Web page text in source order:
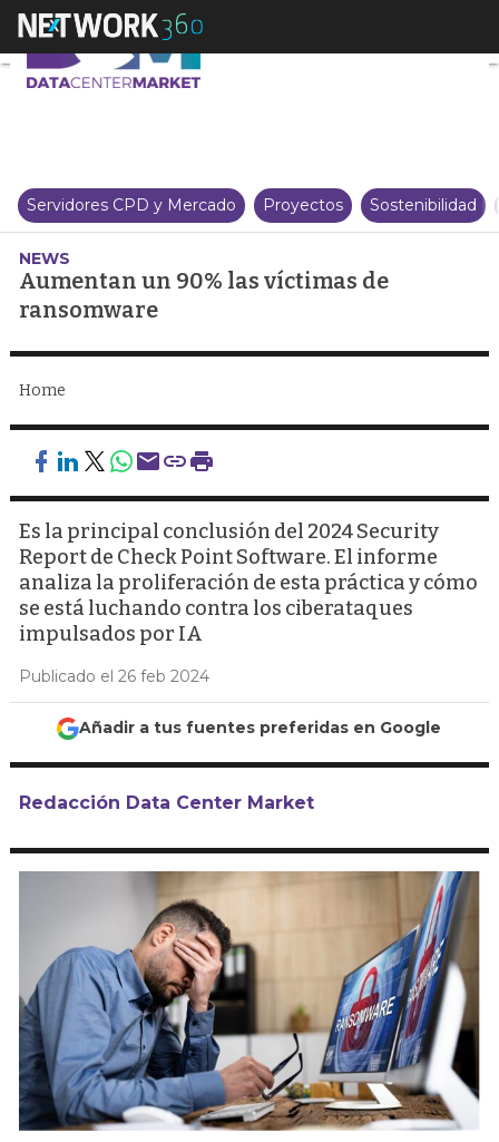
Aumentan un 90% las víctimas
Servidores CPD y Mercado Proyectos Sostenibilidad
NEWS
Aumentan un 90% las víctimas de
ransomware
Home
Es la principal conclusión del 2024 Security
Report de Check Point Software. El informe
analiza la proliferación de esta práctica y cómo
se está luchando contra los ciberataques
impulsados por IA
Publicado el 26 feb 2024
Añadir a tus fuentes preferidas en Google
Redacción Data Center Market